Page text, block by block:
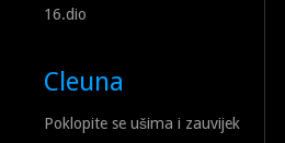
16.dio
Cleuna
Poklopite se ušima i zauvijek